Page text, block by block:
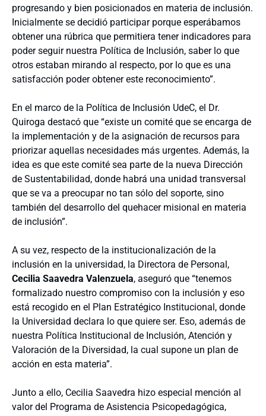
progresando y bien posicionados en materia de inclusión.
Inicialmente se decidió participar porque esperábamos
obtener una rúbrica que permitiera tener indicadores para
poder seguir nuestra Política de Inclusión, saber lo que
otros estaban mirando al respecto, por lo que es una
satisfacción poder obtener este reconocimiento”.
En el marco de la Política de Inclusión UdeC, el Dr.
Quiroga destacó que “existe un comité que se encarga de
la implementación y de la asignación de recursos para
priorizar aquellas necesidades más urgentes. Además, la
idea es que este comité sea parte de la nueva Dirección
de Sustentabilidad, donde habrá una unidad transversal
que se va a preocupar no tan sólo del soporte, sino
también del desarrollo del quehacer misional en materia
de inclusión”.
A su vez, respecto de la institucionalización de la
inclusión en la universidad, la Directora de Personal,
Cecilia Saavedra Valenzuela, aseguró que “tenemos
formalizado nuestro compromiso con la inclusión y eso
está recogido en el Plan Estratégico Institucional, donde
la Universidad declara lo que quiere ser. Eso, además de
nuestra Política Institucional de Inclusión, Atención y
Valoración de la Diversidad, la cual supone un plan de
acción en esta materia”.
Junto a ello, Cecilia Saavedra hizo especial mención al
valor del Programa de Asistencia Psicopedagógica,